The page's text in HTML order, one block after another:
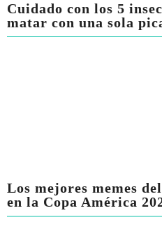
Cuidado con los 5
matar con una sola
Los mejores memes
en la Copa América